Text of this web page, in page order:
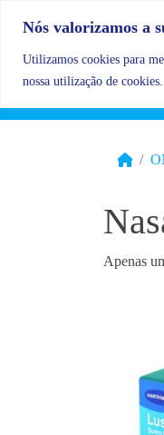
Nós valorizamos a
Utilizamos cookies para
nossa utilização de cookies.
Apenas